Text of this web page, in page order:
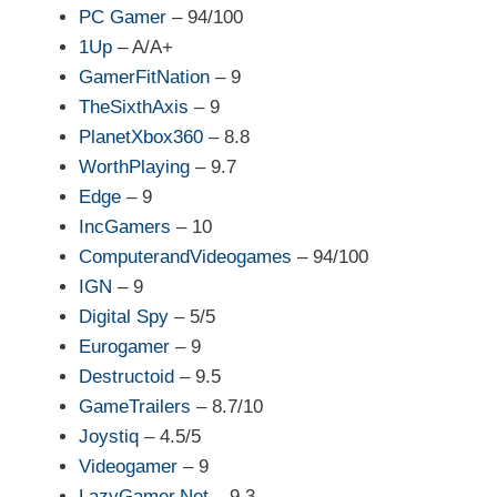
PC Gamer – 94/100
1Up – A/A+
GamerFitNation – 9
TheSixthAxis – 9
PlanetXbox360 – 8.8
WorthPlaying – 9.7
Edge – 9
IncGamers – 10
ComputerandVideogames – 94/100
IGN – 9
Digital Spy – 5/5
Eurogamer – 9
Destructoid – 9.5
GameTrailers – 8.7/10
Joystiq – 4.5/5
Videogamer – 9